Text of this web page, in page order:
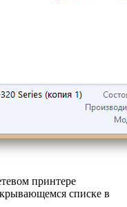
принтере
списке в